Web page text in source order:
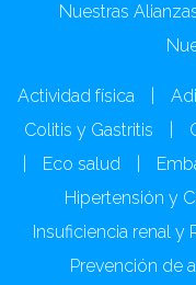
Nuestras
Actividad física
Colitis y Gastritis
Eco salud
Hipertensión y
Insuficiencia renal y
Prevención de